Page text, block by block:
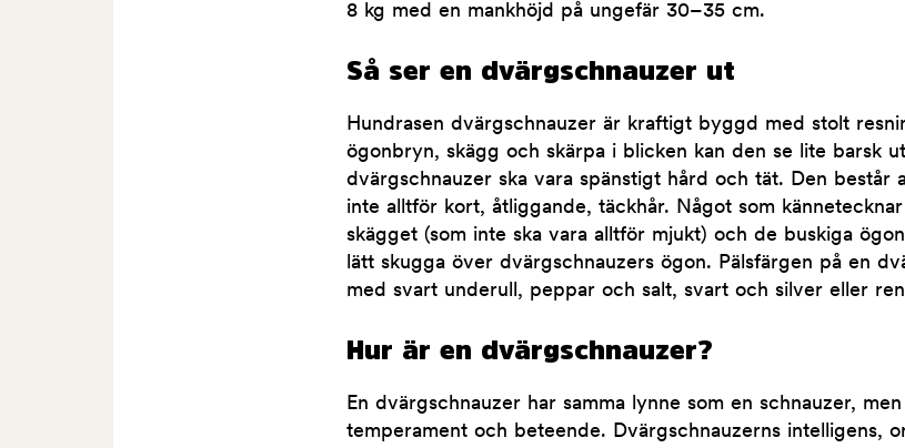
8 kg med en mankhöjd på ungefär 30–35 cm.
Så ser en dvärgschnauzer ut
Hundrasen dvärgschnauzer är kraftigt byggd med stolt
ögonbryn, skägg och skärpa i blicken kan den se lite barsk
dvärgschnauzer ska vara spänstigt hård och tät. Den består
inte alltför kort, åtliggande, täckhår. Något som
skägget (som inte ska vara alltför mjukt) och de buskiga
lätt skugga över dvärgschnauzers ögon. Pälsfärgen på en
med svart underull, peppar och salt, svart och silver eller
Hur är en dvärgschnauzer?
En dvärgschnauzer har samma lynne som en schnauzer,
temperament och beteende. Dvärgschnauzerns intelligens,